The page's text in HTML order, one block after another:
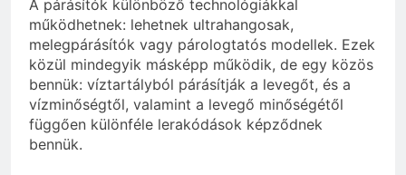
A párásítók különböző technológiákkal
működhetnek: lehetnek ultrahangosak,
melegpárásítók vagy párologtatós modellek. Ezek
közül mindegyik másképp működik, de egy közös
bennük: víztartályból párásítják a levegőt, és a
vízminőségtől, valamint a levegő minőségétől
függően különféle lerakódások képződnek
bennük.